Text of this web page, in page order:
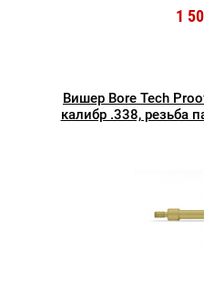
1
Вишер Bore Tech
калибр .338, резьба